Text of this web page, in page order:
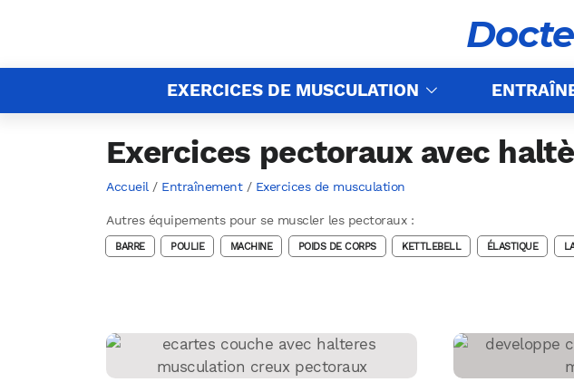
EXERCICES DE MUSCULATION
Exercices pectoraux avec
Accueil / Entraînement/ Exercices de musculation
Autres équipements pour se muscler les pectoraux :
BARRE POULIE MACHINE POIDS DE CORPS KETTLEBELL ÉLASTIQUE